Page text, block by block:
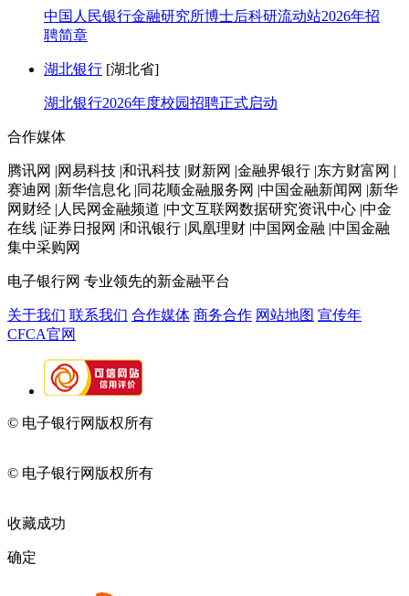
中国人民银行金融研究所博士后科研流动站2026年招
聘简章
湖北银行 [湖北省]
湖北银行2026年度校园招聘正式启动
合作媒体
腾讯网 |网易科技 |和讯科技 |财新网 |金融界银行 |东方财富网 |
赛迪网 |新华信息化 |同花顺金融服务网 |中国金融新闻网 |新华
网财经 |人民网金融频道 |中文互联网数据研究资讯中心 |中金
在线 |证券日报网 |和讯银行 |凤凰理财 |中国网金融 |中国金融
集中采购网
电子银行网 专业领先的新金融平台
关于我们 联系我们 合作媒体 商务合作 网站地图 宣传年
CFCA官网
© 电子银行网版权所有
© 电子银行网版权所有
收藏成功
确定